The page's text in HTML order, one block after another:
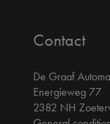
Contact
De Graaf
Energieweg 77
2382 NH